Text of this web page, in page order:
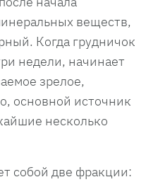
веществ,
Когда грудничок
недели, начинает
зрелое,
основной источник
несколько
собой две фракции: